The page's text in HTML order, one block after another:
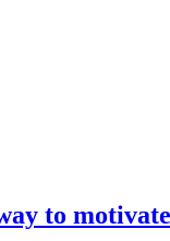
to motivate